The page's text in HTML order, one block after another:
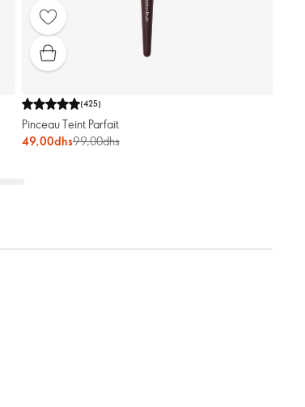
(425)
Pinceau Teint Parfait
49,00dhs99,00dhs